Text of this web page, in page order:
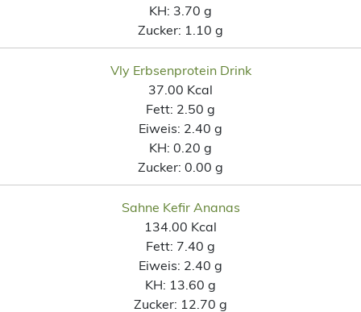
KH: 3.70 g
Zucker: 1.10 g
Vly Erbsenprotein Drink
37.00 Kcal
Fett: 2.50 g
Eiweis: 2.40 g
KH: 0.20 g
Zucker: 0.00 g
Sahne Kefir Ananas
134.00 Kcal
Fett: 7.40 g
Eiweis: 2.40 g
KH: 13.60 g
Zucker: 12.70 g